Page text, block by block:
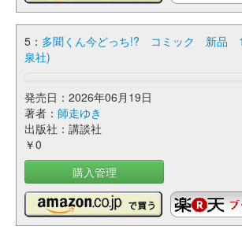
5： 多聞くん今どっち!? コミック 新品
泉社)
発売日：2026年06月19日
著者： 師走ゆき
出版社：講談社
￥0
購入管理